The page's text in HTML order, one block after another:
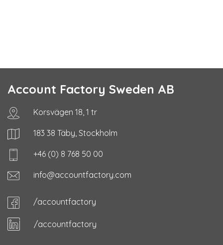
Account Factory Sweden AB
Korsvägen 18, 1 tr
183 38 Täby, Stockholm
+46 (0) 8 768 50 00
info@accountfactory.com
/accountfactory
/accountfactory